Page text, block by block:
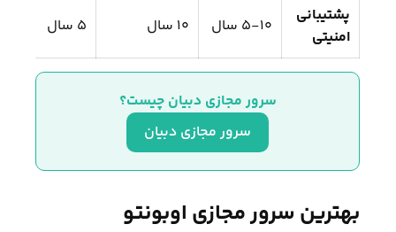
پشتیبانی
امنیتی
۵-۱۰ سال ۱۰ سال ۵ سال
سرور مجازی دبیان چیست؟
سرور مجازی دبیان
بهترین سرور مجازی اوبونتو